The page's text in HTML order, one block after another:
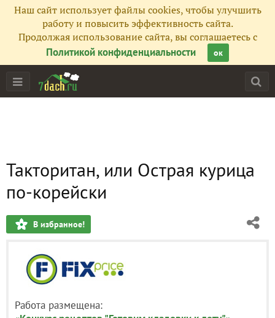
Наш сайт использует файлы cookies, чтобы улучшить
работу и повысить эффективность сайта.
Продолжая использование сайта, вы соглашаетесь с
Политикой конфиденциальности
ок
Такторитан, или Острая курица
по-корейски
В избранное!
Работа размещена: